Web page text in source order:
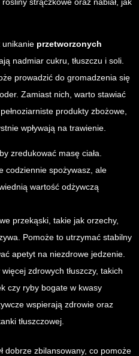
unikanie przetworzonych
nadmiar cukru, tłuszczu i soli.
prowadzić do gromadzenia się
Zamiast nich, warto stawiać
produkty zbożowe,
wpływają na trawienie.
zredukować masę ciała.
codziennie spożywasz, ale
wartość odżywczą
przekąski, takie jak orzechy,
Pomoże to utrzymać stabilny
apetyt na niezdrowe jedzenie.
zdrowych tłuszczy, takich
czy ryby bogate w kwasy
wspierają zdrowie oraz
tłuszczowej.
dobrze zbilansowany, co pomoże